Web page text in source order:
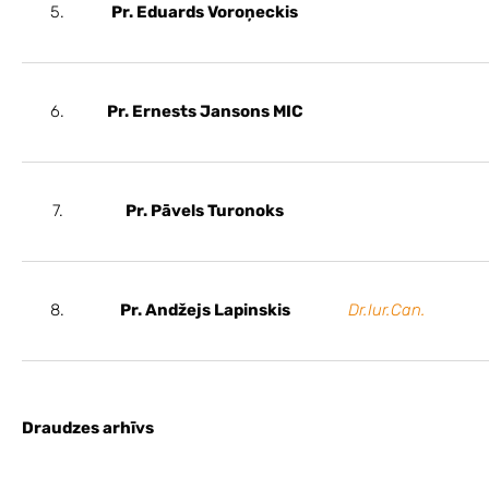
5. Pr. Eduards Voroņeckis
6. Pr. Ernests Jansons MIC
7. Pr. Pāvels Turonoks
8. Pr. Andžejs Lapinskis Dr.Iur.Can.
Draudzes arhīvs